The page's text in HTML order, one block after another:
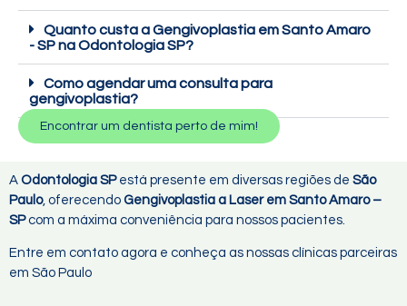
Quanto custa a Gengivoplastia em Santo Amaro
- SP na Odontologia SP?
Como agendar uma consulta para
gengivoplastia?
Encontrar um dentista perto de mim!
A Odontologia SPestá presente em diversas regiões de São
Paulo, oferecendo Gengivoplastia a Laser em Santo Amaro –
SP com a máxima conveniência para nossos pacientes.
Entre em contato agora e conheça as nossas clínicas parceiras
em São Paulo